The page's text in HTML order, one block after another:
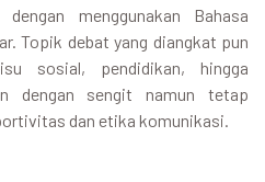
menggunakan Bahasa
Topik debat yang diangkat pun
sosial, pendidikan, hingga
dengan sengit namun tetap
dan etika komunikasi.